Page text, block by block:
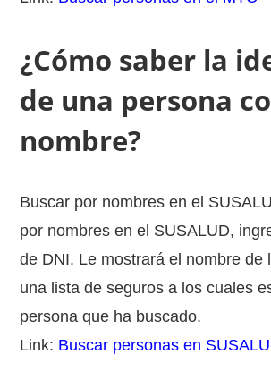
¿Cómo saber la
de una persona
nombre?
Buscar por nombres en el
por nombres en el SUSALUD,
de DNI. Le mostrará el nombre de
una lista de seguros a los cuales
persona que ha buscado.
Link: Buscar personas en